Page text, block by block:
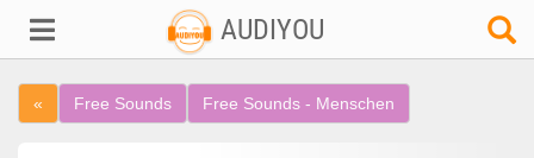
AUDIYOU
« Free Sounds Free Sounds - Menschen